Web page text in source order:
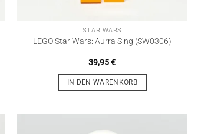
STAR WARS
LEGO Star Wars: Aurra Sing (SW0306)
39,95€
IN DEN WARENKORB